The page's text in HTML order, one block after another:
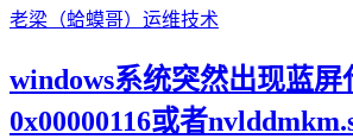
老梁（蛤蟆哥） 运维技术
windows系统突然出现蓝屏
0x00000116或者